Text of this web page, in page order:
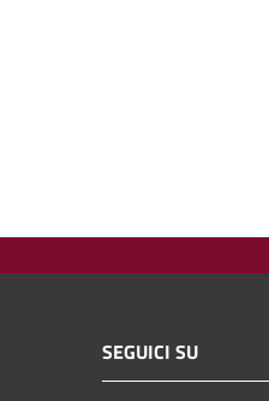
SEGUICI SU